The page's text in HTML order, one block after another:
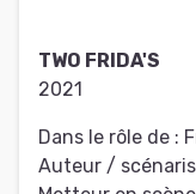
TWO FRIDA'S
2021
Dans le rôle de :
Auteur /